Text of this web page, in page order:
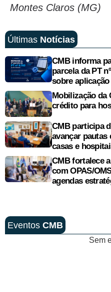
Montes Claros (MG)
Últimas Notícias
CMB informa
parcela da PT
sobre
Mobilização da
crédito para
CMB participa
avançar pautas
casas e
CMB fortalece
com OPAS/
agendas
Eventos CMB
Sem